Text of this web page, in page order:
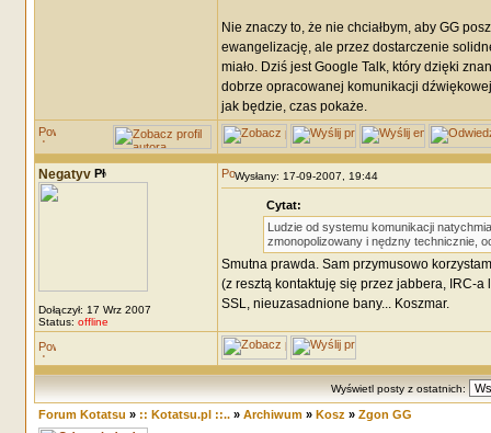
Nie znaczy to, że nie chciałbym, aby GG
ewangelizację, ale przez dostarczenie
miało. Dziś jest Google Talk, który dzięki
dobrze opracowanej komunikacji
jak będzie, czas pokaże.
Negatyv
Dołączył: 17 Wrz 2007
Status: offline
Wysłany: 17-09-2007, 19:44
Cytat:
Ludzie od systemu komunikacji
zmonopolizowany i nędzny technicznie,
Smutna prawda. Sam przymusowo
(z resztą kontaktuję się przez jabbera, IRC-
SSL, nieuzasadnione bany... Koszmar.
Wyświetl posty z ostatnich:
Forum Kotatsu » :: Kotatsu.pl ::..» Archiwum» Kosz » Zgon GG